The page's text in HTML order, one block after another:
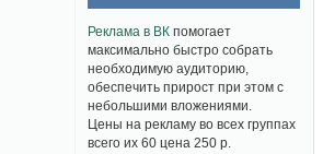
Реклама в ВК помогает
максимально быстро собрать
необходимую аудиторию,
обеспечить прирост при этом с
небольшими вложениями.
Цены на рекламу во всех группах
всего их 60 цена 250 р.